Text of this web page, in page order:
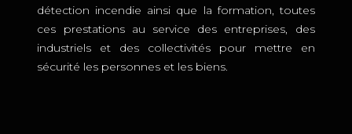
détection incendie ainsi que la formation, toutes
ces prestations au service des entreprises, des
industriels et des collectivités pour mettre en
sécurité les personnes et les biens.